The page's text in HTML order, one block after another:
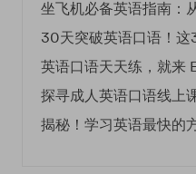
坐飞机必备英语指南：
30天突破英语口语！
英语口语天天练，就来
揭秘！学习英语最快的